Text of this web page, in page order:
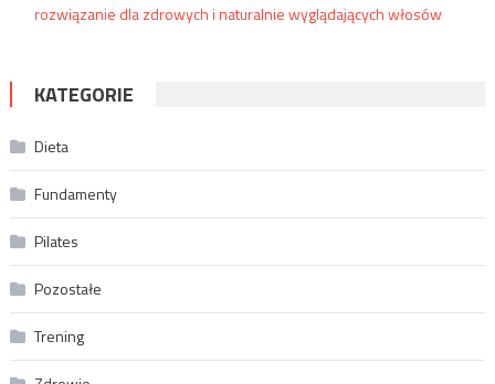
rozwiązanie dla zdrowych i naturalnie wyglądających włosów
KATEGORIE
Dieta
Fundamenty
Pilates
Pozostałe
Trening